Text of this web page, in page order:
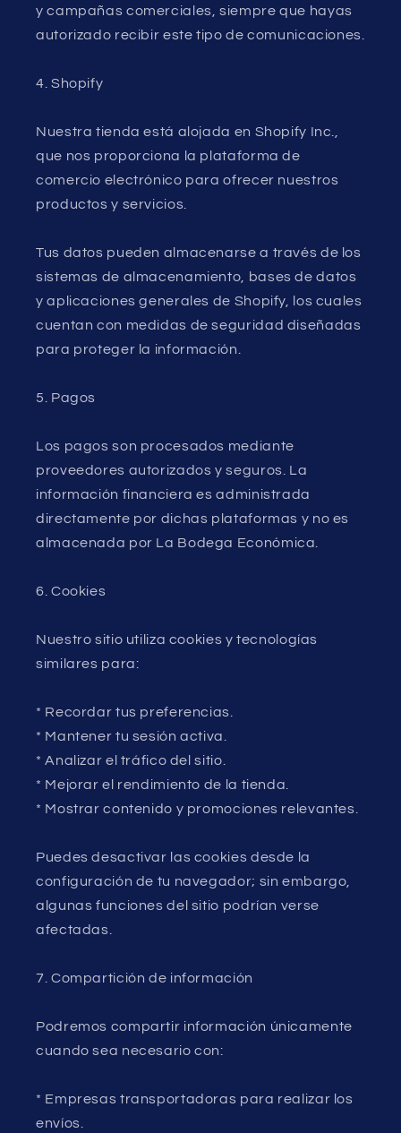
y campañas comerciales, siempre que hayas
autorizado recibir este tipo de comunicaciones.
4. Shopify
Nuestra tienda está alojada en Shopify Inc.,
que nos proporciona la plataforma de
comercio electrónico para ofrecer nuestros
productos y servicios.
Tus datos pueden almacenarse a través de los
sistemas de almacenamiento, bases de datos
y aplicaciones generales de Shopify, los cuales
cuentan con medidas de seguridad diseñadas
para proteger la información.
5. Pagos
Los pagos son procesados mediante
proveedores autorizados y seguros. La
información financiera es administrada
directamente por dichas plataformas y no es
almacenada por La Bodega Económica.
6. Cookies
Nuestro sitio utiliza cookies y tecnologías
similares para:
* Recordar tus preferencias.
* Mantener tu sesión activa.
* Analizar el tráfico del sitio.
* Mejorar el rendimiento de la tienda.
* Mostrar contenido y promociones relevantes.
Puedes desactivar las cookies desde la
configuración de tu navegador; sin embargo,
algunas funciones del sitio podrían verse
afectadas.
7. Compartición de información
Podremos compartir información únicamente
cuando sea necesario con:
* Empresas transportadoras para realizar los
envíos.